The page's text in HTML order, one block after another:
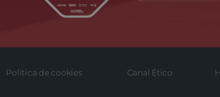
Política de cookies Canal Ético